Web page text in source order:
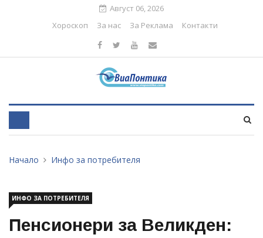
Август 06, 2026
Хороскоп
За нас За Реклама Контакти
Начало Инфо за потребителя
ИНФО ЗА ПОТРЕБИТЕЛЯ
Пенсионери за Великден: